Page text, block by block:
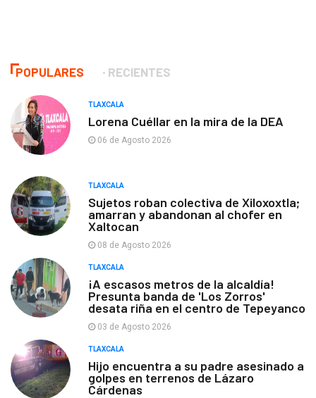
POPULARES RECIENTES
TLAXCALA
Lorena Cuéllar en la mira de la DEA
06 de Agosto 2026
TLAXCALA
Sujetos roban colectiva de Xiloxoxtla;
amarran y abandonan al chofer en
Xaltocan
08 de Agosto 2026
TLAXCALA
¡A escasos metros de la alcaldía!
Presunta banda de 'Los Zorros'
desata riña en el centro de Tepeyanco
03 de Agosto 2026
TLAXCALA
Hijo encuentra a su padre asesinado a
golpes en terrenos de Lázaro
Cárdenas